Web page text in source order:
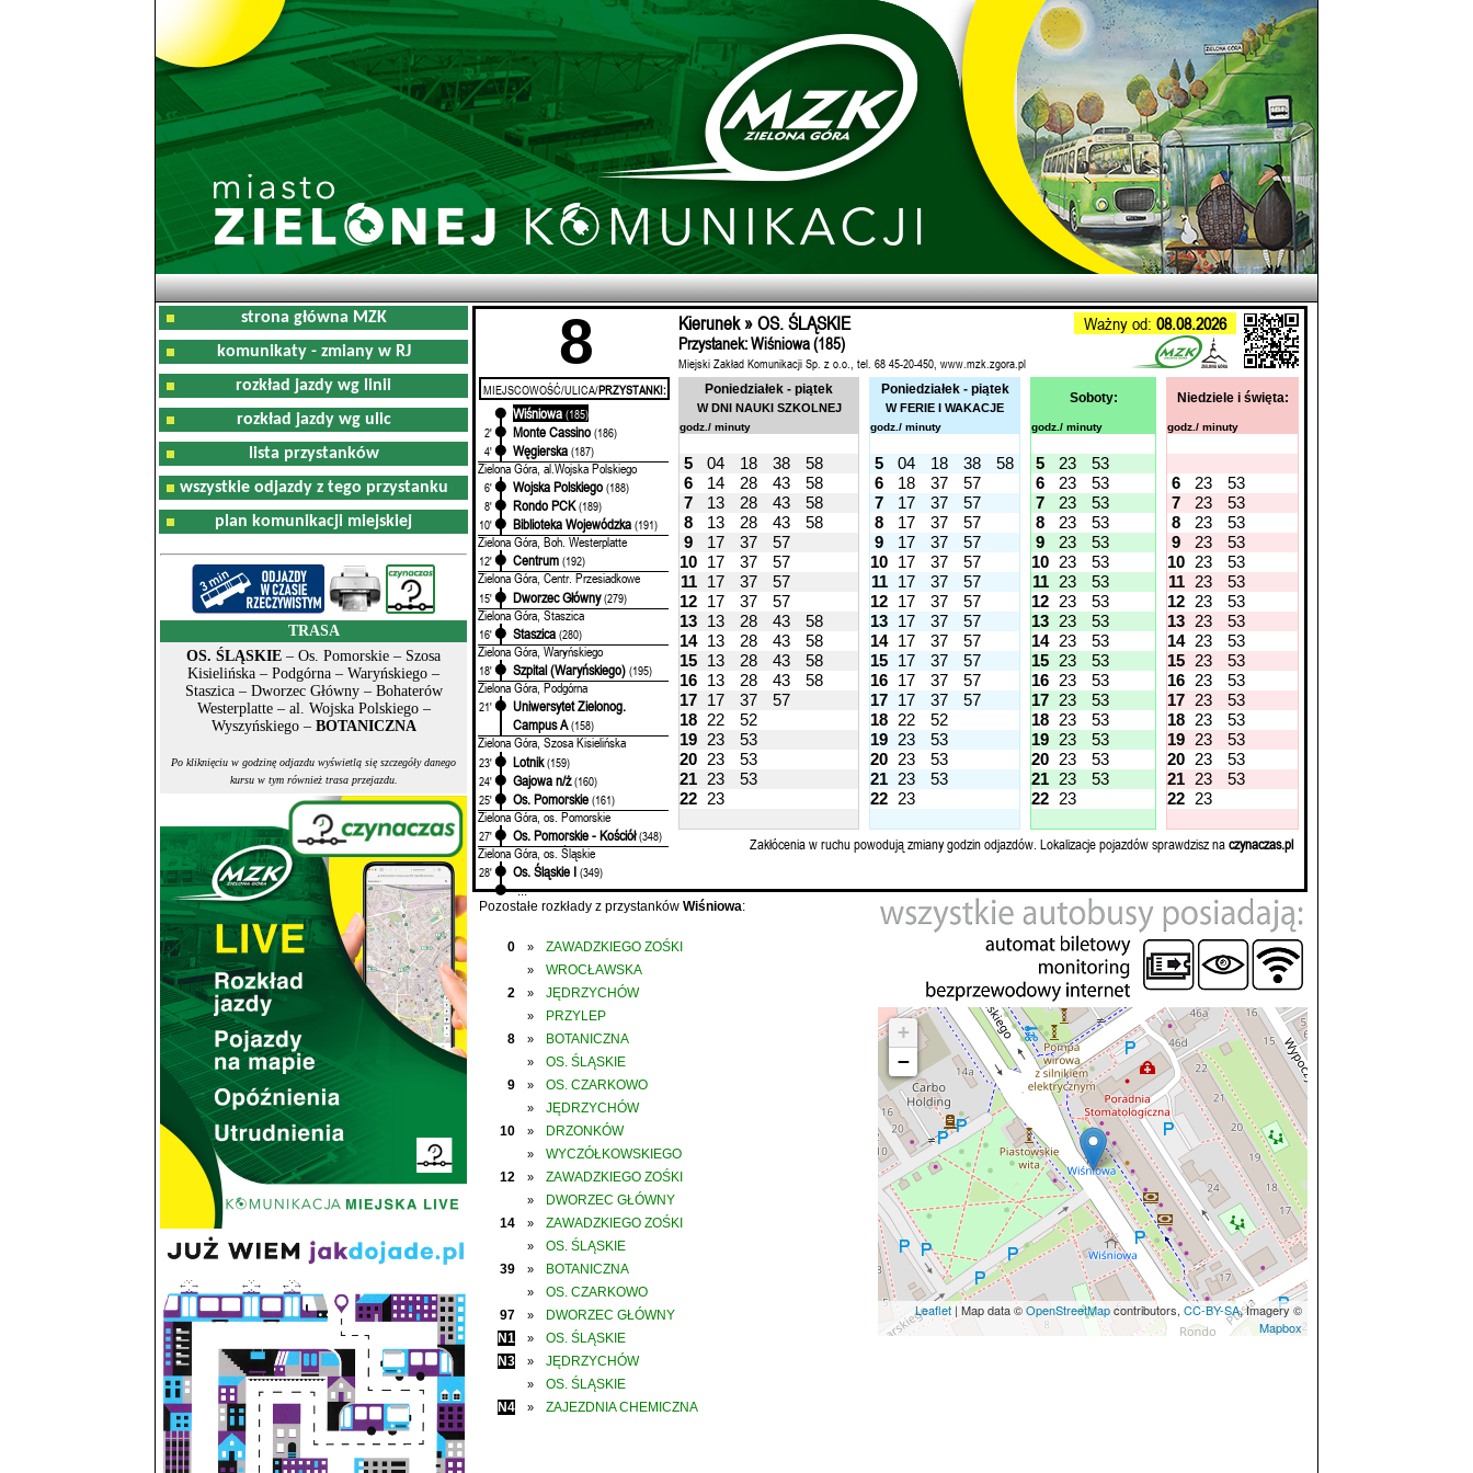
strona główna MZK
komunikaty - zmiany w RJ
rozkład jazdy wg linii
rozkład jazdy wg ulic
lista przystanków
wszystkie odjazdy z tego przystanku
plan komunikacji miejskiej
TRASA
OS. ŚLĄSKIE – Os. Pomorskie – Szosa
Kisielińska – Podgórna – Waryńskiego –
Staszica – Dworzec Główny – Bohaterów
Westerplatte – al. Wojska Polskiego –
Wyszyńskiego – BOTANICZNA
Po kliknięciu w godzinę odjazdu wyświetlą się szczegóły danego
kursu w tym również trasa przejazdu.
8 Kierunek » OS. ŚLĄSKIE Ważny od: 08.08.2026
Przystanek: Wiśniowa (185)
Miejski Zakład Komunikacji Sp. z o.o., tel. 68 45-20-450, www.mzk.zgora.pl
MIEJSCOWOŚĆ/ULICA/PRZYSTANKI:
Wiśniowa (185)
2'
Monte Cassino (186)
4'
Węgierska (187)
Zielona Góra, al.Wojska Polskiego
6' Wojska Polskiego (188)
8'
Rondo PCK (189)
10'
Biblioteka Wojewódzka (191)
Zielona Góra, Boh. Westerplatte
12' Centrum (192)
Zielona Góra, Centr. Przesiadkowe
15' Dworzec Główny (279)
Zielona Góra, Staszica
16' Staszica (280)
Zielona Góra, Waryńskiego
18' Szpital (Waryńskiego) (195)
Zielona Góra, Podgórna
21'
Uniwersytet Zielonog.
Campus A (158)
Zielona Góra, Szosa Kisielińska
23' Lotnik (159)
24'
Gajowa n/ż (160)
25'
Os. Pomorskie (161)
Zielona Góra, os. Pomorskie
27' Os. Pomorskie - Kościół (348)
Zielona Góra, os. Śląskie
28' Os. Śląskie I (349)
...
Poniedziałek - piątek
W DNI NAUKI SZKOLNEJ
Poniedziałek - piątek
W FERIE I WAKACJE
Soboty: Niedziele i święta:
godz./ minuty godz./ minuty godz./ minuty godz./ minuty
5 04 18 38 58 5 04 18 38 58 5 23
53
6
14 28 43 58 6 18 37 57 6 23 53 6 23
53
7
13 28 43 58 7 17 37 57 7 23 53 7 23
53
8
13 28 43 58 8 17 37 57 8 23 53 8 23
53
9
17 37 57 9 17 37 57 9 23 53 9 23
53
10 17 37 57 10 17 37 57 10 23 53 10 23
53
11
17 37 57 11 17 37 57 11 23 53 11 23
53
12 17 37 57 12 17 37 57 12 23 53 12 23
53
13 13 28 43 58 13 17 37 57 13 23 53 13 23
53
14 13 28 43 58 14 17 37 57 14 23 53 14 23
53
15 13 28 43 58 15 17 37 57 15 23 53 15 23
53
16 13 28 43 58 16 17 37 57 16 23 53 16 23
53
17 17 37 57 17 17 37 57 17 23 53 17 23
53
18 22 52 18 22 52 18 23 53 18 23
53
19 23 53 19 23 53 19 23 53 19 23
53
20 23 53 20 23 53 20 23 53 20 23
53
21 23 53 21 23 53 21 23 53 21 23
53
22 23 22 23 22 23 22 23
Zakłócenia w ruchu powodują zmiany godzin odjazdów. Lokalizacje pojazdów sprawdzisz naczynaczas.pl
Pozostałe rozkłady z przystanków Wiśniowa:
0 » ZAWADZKIEGO ZOŚKI
»
WROCŁAWSKA
2
» JĘDRZYCHÓW
»
PRZYLEP
8
» BOTANICZNA
»
OS. ŚLĄSKIE
9
» OS. CZARKOWO
»
JĘDRZYCHÓW
10
» DRZONKÓW
»
WYCZÓŁKOWSKIEGO
12
» ZAWADZKIEGO ZOŚKI
»
DWORZEC GŁÓWNY
14
» ZAWADZKIEGO ZOŚKI
»
OS. ŚLĄSKIE
39
» BOTANICZNA
»
OS. CZARKOWO
97
»
DWORZEC GŁÓWNY
N1
»
OS. ŚLĄSKIE
N3
» JĘDRZYCHÓW
»
OS. ŚLĄSKIE
N4
» ZAJEZDNIA CHEMICZNA
+
−
Leaflet| Map data ©OpenStreetMapcontributors, CC-BY-SA, Imagery ©
Mapbox